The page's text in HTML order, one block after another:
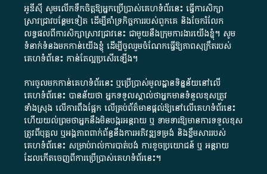
អូឌីស៊ី សូមលើកទឹកចិត្តឱ្យអ្នកប្រើប្រាស់គេហទំព័រនេះ ធ្វើការសិក្សា
ស្រាវជ្រាវបន្ថែមទៀត ដើម្បីគាំទ្រកិច្ចការ​របស់ពួកគេ និងចែករំលែក
លទ្ធផលពីការសិក្សាស្រាវជ្រាវនេះ ជាមួយនឹងក្រុមការងារយើងខ្ញុំ។ សូម
ទំនាក់ទំនងមកកាន់យើងខ្ញុំ ដើម្បីចូលរួមចំណែកធ្វើឱ្យភាពសុក្រឹតរបស់
គេហទំព័នេះ កាន់តែល្អប្រសើរឡើង។
ការចូលមកកាន់គេហទំព័រនេះ ឬប្រើប្រាស់មូលដ្ឋានទិន្នន័យនៅលើ
គេហទំព័រនេះ បានន័យថា អ្នកទទួលស្គាល់ថាអ្នកមានទំនួលខុសត្រូវ
ទាំងស្រុង លើការពឹងផ្អែក លើគ្រប់ព័ត៌មានផ្តល់ឱ្យនៅលើគេហទំព័រនេះ
ហើយយល់ព្រមថាអ្នកនឹងមិនបង្ករអន្តរាយ ឬ ទាមទារ​ឱ្យមានការទទួលខុស​
ត្រូវពីបុគ្គល ឬអង្គភាពពាក់ព័ន្ធនឹងការអភិវឌ្ឍទម្រង់ និងខ្លឹមសាររបស់
គេហទំព័រនេះ សម្រាប់រាល់ការបាត់បង់ ការខូចប្រយោជន៍ ឬ អន្តរាយ
ដែលកើតចេញពីការប្រើប្រាស់គេហទំព័រនេះ។